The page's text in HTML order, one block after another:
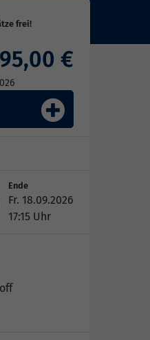
€
Ende
Fr. 18.09.2026
17:15 Uhr